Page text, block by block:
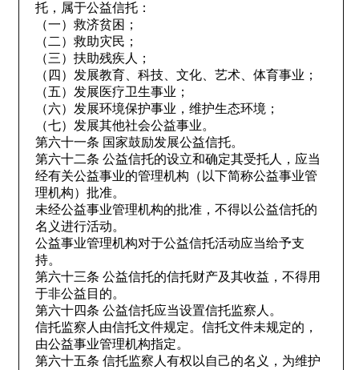
托，属于公益信托：
（一）救济贫困；
（二）救助灾民；
（三）扶助残疾人；
（四）发展教育、科技、文化、艺术、体育事业；
（五）发展医疗卫生事业；
（六）发展环境保护事业，维护生态环境；
（七）发展其他社会公益事业。
第六十一条 国家鼓励发展公益信托。
第六十二条 公益信托的设立和确定其受托人，应当
经有关公益事业的管理机构（以下简称公益事业管
理机构）批准。
未经公益事业管理机构的批准，不得以公益信托的
名义进行活动。
公益事业管理机构对于公益信托活动应当给予支
持。
第六十三条 公益信托的信托财产及其收益，不得用
于非公益目的。
第六十四条 公益信托应当设置信托监察人。
信托监察人由信托文件规定。信托文件未规定的，
由公益事业管理机构指定。
第六十五条 信托监察人有权以自己的名义，为维护